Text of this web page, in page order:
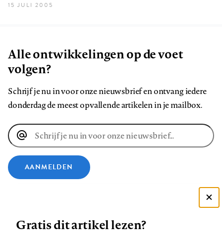
15 JULI 2005
Alle ontwikkelingen op de voet
volgen?
Schrijf je nu in voor onze nieuwsbrief en ontvang iedere
donderdag de meest opvallende artikelen in je mailbox.
E-
mailadres
AANMELDEN
Volg Volg Volg Volg Volg
Zie onze cookie policy
Gratis dit artikel lezen?